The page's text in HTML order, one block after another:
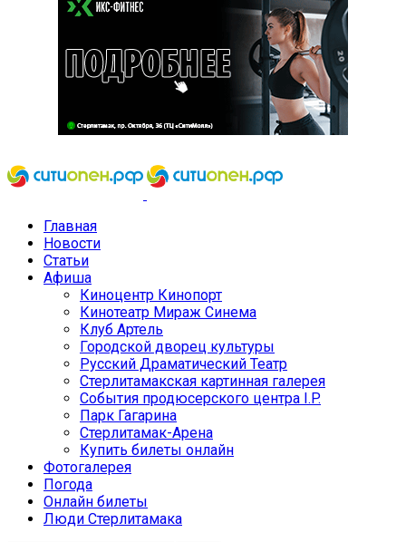
Главная
Новости
Статьи
Афиша
Киноцентр Кинопорт
Кинотеатр Мираж Синема
Клуб Артель
Городской дворец культуры
Русский Драматический Театр
Стерлитамакская картинная галерея
События продюсерского центра I.P.
Парк Гагарина
Стерлитамак-Арена
Купить билеты онлайн
Фотогалерея
Погода
Онлайн билеты
Люди Стерлитамака